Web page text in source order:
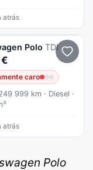
atrás
Polo TDI
caro
999 km · Diesel ·
atrás
Polo